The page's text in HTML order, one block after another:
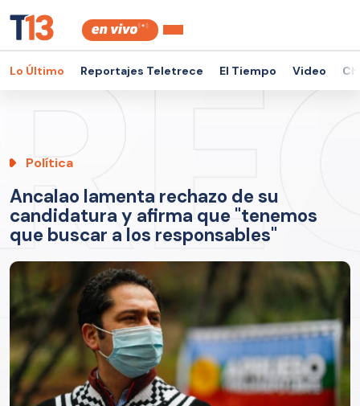
Lo Último Reportajes Teletrece El Tiempo Video
Política
Ancalao lamenta rechazo de su
candidatura y afirma que "tenemos
que buscar a los responsables"